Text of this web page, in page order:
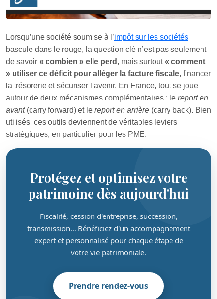
Lorsqu’une société soumise à l’impôt sur les sociétés
bascule dans le rouge, la question clé n’est pas seulement
de savoir « combien » elle perd , mais surtout« comment
» utiliser ce déficit pour alléger la facture fiscale, financer
la trésorerie et sécuriser l’avenir. En France, tout se joue
autour de deux mécanismes complémentaires : le report en
avant(carry forward) et le report en arrière (carry back). Bien
utilisés, ces outils deviennent de véritables leviers
stratégiques, en particulier pour les PME.
Protégez et optimisez votre
patrimoine dès aujourd'hui
Fiscalité, cession d'entreprise, succession,
transmission… Bénéficiez d'un accompagnement
expert et personnalisé pour chaque étape de
votre vie patrimoniale.
Prendre rendez-vous